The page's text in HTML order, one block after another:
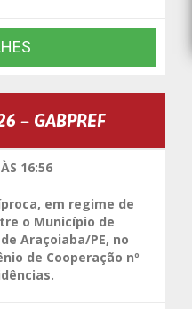
– GABPREF
16:56
em regime de
o Município de
Araçoiaba/PE, no
de Cooperação nº